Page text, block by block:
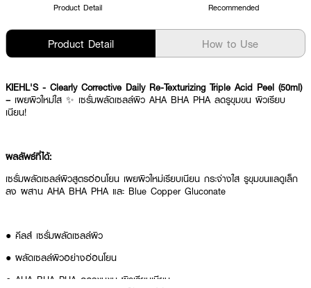
Product Detail Recommended
Product Detail How to Use
KIEHL'S - Clearly Corrective Daily Re-Texturizing Triple Acid Peel (50ml)
– เผยผิวใหม่ใส ✨ เซรั่มผลัดเซลล์ผิว AHA BHA PHA ลดรูขุมขน ผิวเรียบ
เนียน!
ผลลัพธ์ที่ได้:
เซรั่มผลัดเซลล์ผิวสูตรอ่อนโยน เผยผิวใหม่เรียบเนียน กระจ่างใส รูขุมขนแลดูเล็ก
ลง ผสาน AHA BHA PHA และ Blue Copper Gluconate
● คีลส์ เซรั่มผลัดเซลล์ผิว
● ผลัดเซลล์ผิวอย่างอ่อนโยน
● AHA BHA PHA ลดรูขุมขน ผิวเรียบเนียน